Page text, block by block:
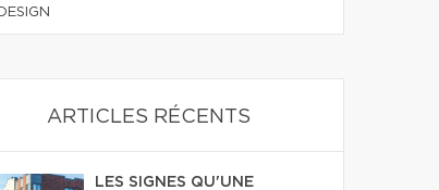
DESIGN
ARTICLES RÉCENTS
LES SIGNES QU'UNE